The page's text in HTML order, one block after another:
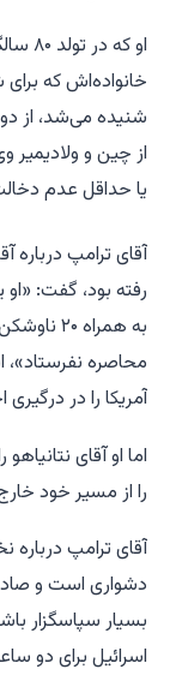
او
خانواده‌اش که
شنیده می‌شد، از
از چین و ولادیمیر
یا حداقل عدم
آقای ترامپ
رفته بود، گفت: «او
به
محاصره
آمریکا را در
اما او آقای
را از مسیر خود
آقای ترامپ
دشواری است و
بسیار سپاسگزار
اسرائیل برای دو